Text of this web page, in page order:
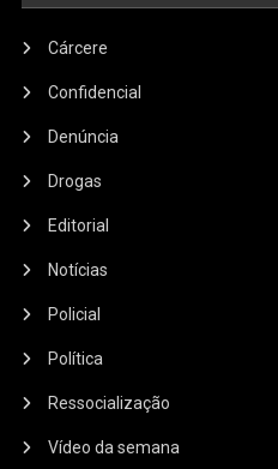
Cárcere
Confidencial
Denúncia
Drogas
Editorial
Notícias
Policial
Política
Ressocialização
Vídeo da semana